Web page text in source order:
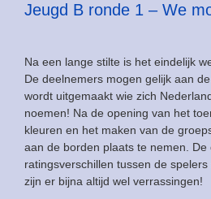
Jeugd B ronde 1 – We
Na een lange stilte is het eindelijk
De deelnemers mogen gelijk aan
wordt uitgemaakt wie zich
noemen! Na de opening van het
kleuren en het maken van de
aan de borden plaats te nemen. De
ratingsverschillen tussen de
zijn er bijna altijd wel verrassingen!